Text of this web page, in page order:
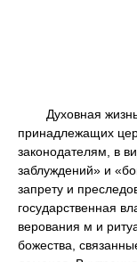
Духовная жизнь
принадлежащих
законодателям, в
заблуждений» и
запрету и
государственная
верования м и
божества,